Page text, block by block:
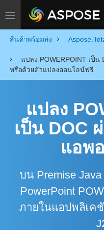
Toggle navigation
สินค้าพร้อมส่ง
แปลง POWERPOINT เป็
หรือด้วยตัวแปลงออนไลน์ฟรี
แปลง
เป็น DOC
แอพ
บน Premise
PowerPoint
ภายในแอปพลิเค